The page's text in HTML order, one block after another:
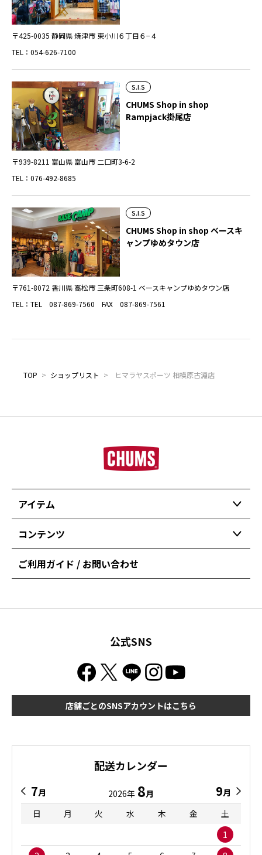
〒425-0035 静岡県 焼津市 東小川６丁目６−４
TEL：054-626-7100
S.I.S
CHUMS Shop in shop
Rampjack掛尾店
〒939-8211 富山県 富山市 二口町3-6-2
TEL：076-492-8685
S.I.S
CHUMS Shop in shop ベースキ
ャンプゆめタウン店
〒761-8072 香川県 高松市 三条町608-1 ベースキャンプゆめタウン店
TEL：TEL 087-869-7560 FAX 087-869-7561
TOP > ショップリスト > ヒマラヤスポーツ 相模原古淵店
アイテム
コンテンツ
ご利用ガイド / お問い合わせ
公式SNS
店舗ごとのSNSアカウントはこちら
配送カレンダー
7月 2026年 8月 9月
日
月 火 水 木 金
土
1